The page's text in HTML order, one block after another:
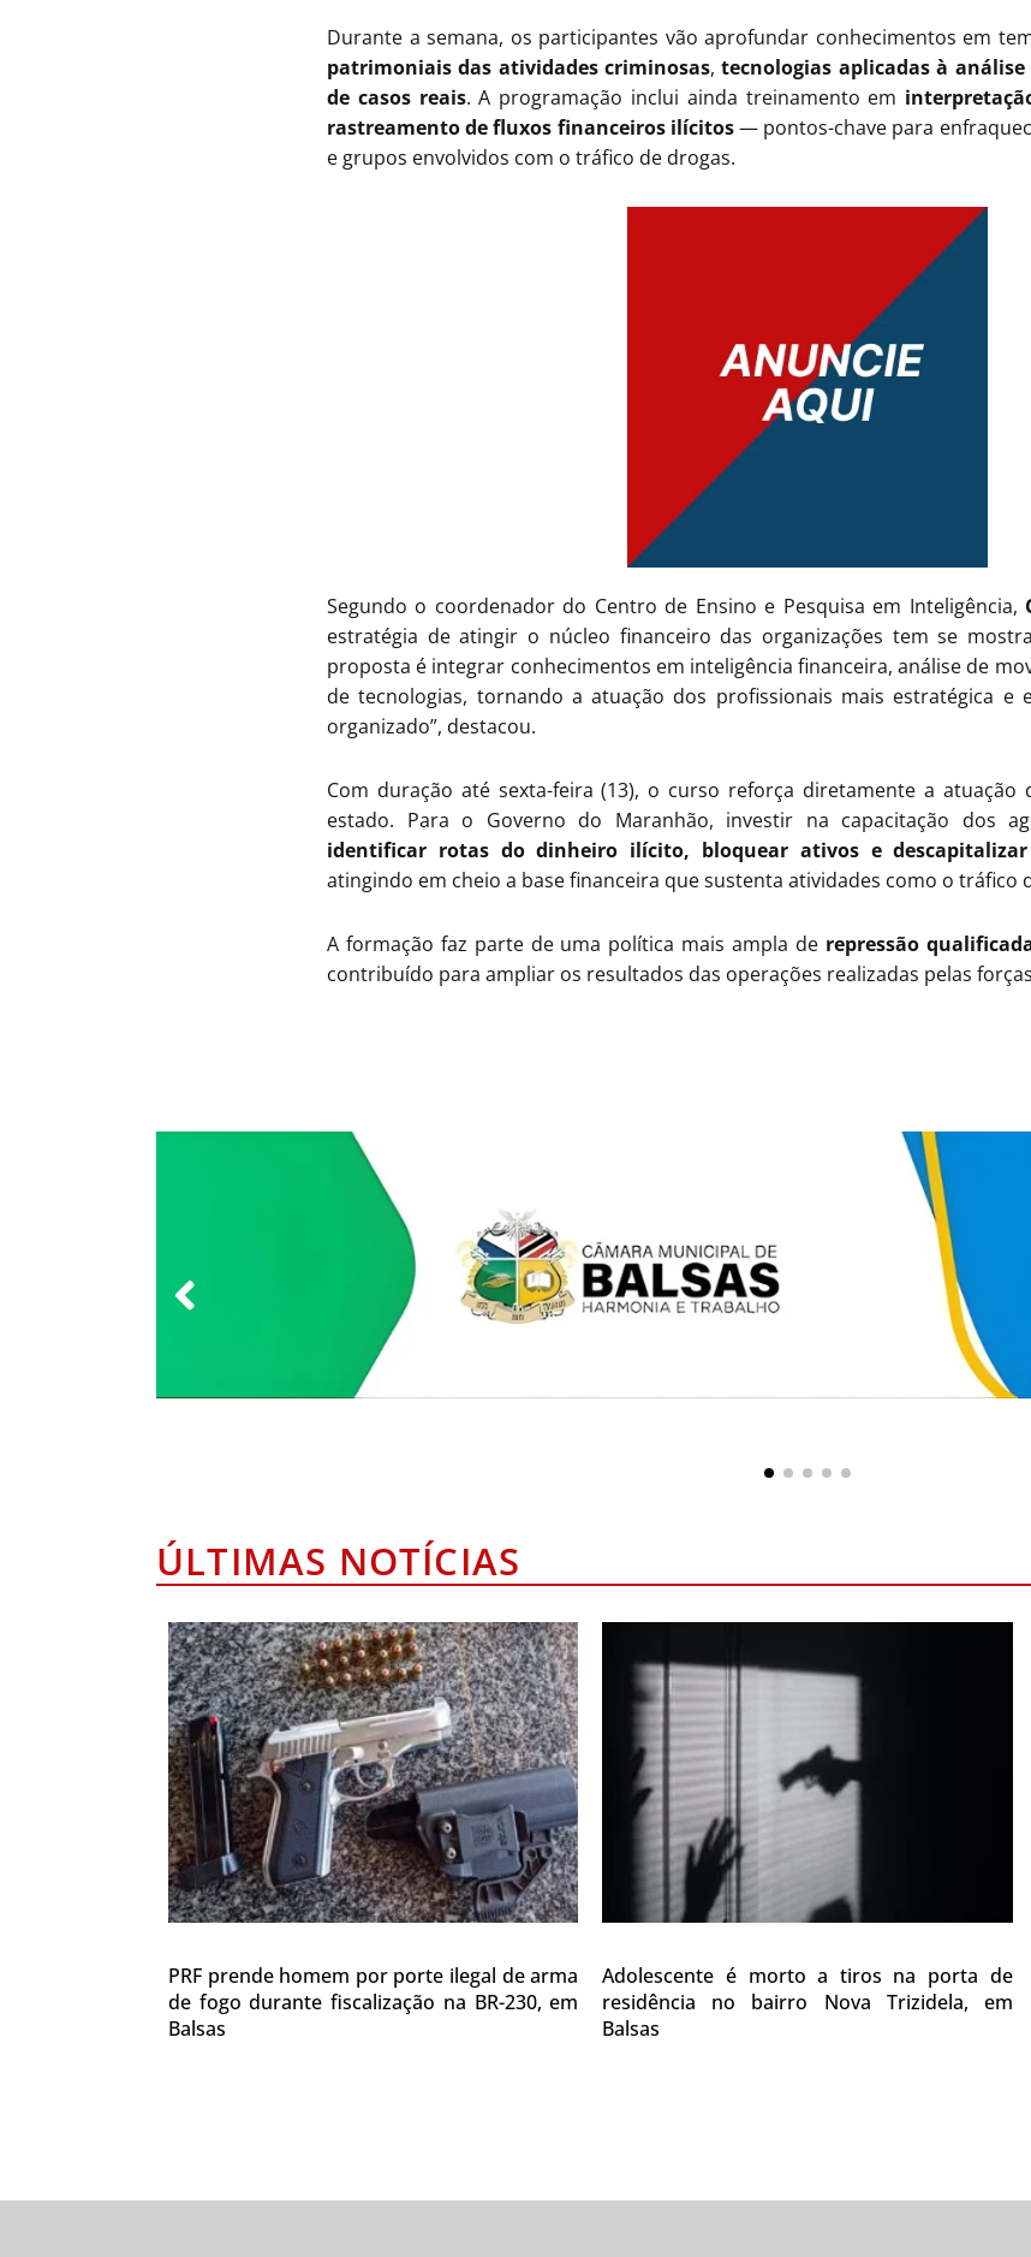
Durante a semana, os participantes vão aprofundar conhecimentos em
patrimoniais das atividades criminosas,tecnologias aplicadas à
de casos reais. A programação inclui ainda treinamento em
rastreamento de fluxos financeiros ilícitos— pontos-chave para
e grupos envolvidos com o tráfico de drogas.
Segundo o coordenador do Centro de Ensino e Pesquisa em Inteligência,
estratégia de atingir o núcleo financeiro das organizações tem se
proposta é integrar conhecimentos em inteligência financeira, análise de
de tecnologias, tornando a atuação dos profissionais mais estratégica e
organizado”, destacou.
Com duração até sexta-feira (13), o curso reforça diretamente a atuação
estado. Para o Governo do Maranhão, investir na capacitação dos
identificar rotas do dinheiro ilícito, bloquear ativos e descapitalizar
atingindo em cheio a base financeira que sustenta atividades como o tráfico
A formação faz parte de uma política mais ampla de repressão
contribuído para ampliar os resultados das operações realizadas pelas
ÚLTIMAS NOTÍCIAS
PRF prende homem por porte ilegal de arma
de fogo durante fiscalização na BR-230, em
Balsas
Adolescente é morto a tiros na porta de
residência no bairro Nova Trizidela, em
Balsas